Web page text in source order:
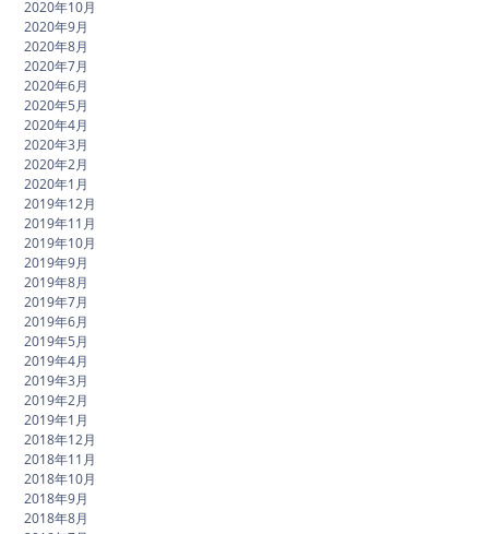
2020年10月
2020年9月
2020年8月
2020年7月
2020年6月
2020年5月
2020年4月
2020年3月
2020年2月
2020年1月
2019年12月
2019年11月
2019年10月
2019年9月
2019年8月
2019年7月
2019年6月
2019年5月
2019年4月
2019年3月
2019年2月
2019年1月
2018年12月
2018年11月
2018年10月
2018年9月
2018年8月